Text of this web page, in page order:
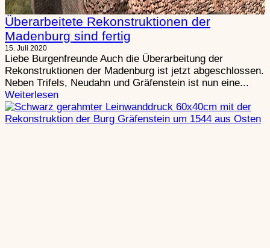
Überarbeitete Rekonstruktionen der
Madenburg sind fertig
15. Juli 2020
Liebe Burgenfreunde Auch die Überarbeitung der
Rekonstruktionen der Madenburg ist jetzt abgeschlossen.
Neben Trifels, Neudahn und Gräfenstein ist nun eine...
Weiterlesen